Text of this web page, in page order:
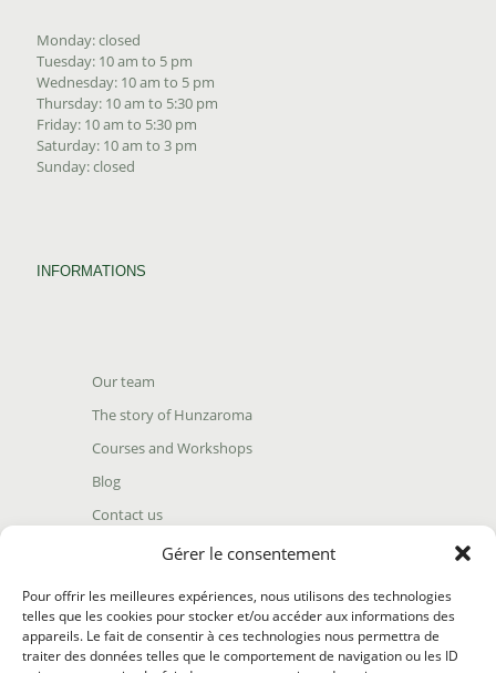
Gérer le consentement
Pour offrir les meilleures expériences, nous utilisons des technologies
telles que les cookies pour stocker et/ou accéder aux informations des
appareils. Le fait de consentir à ces technologies nous permettra de
traiter des données telles que le comportement de navigation ou les ID
Monday: closed
Tuesday: 10 am to 5 pm
Wednesday: 10 am to 5 pm
Thursday: 10 am to 5:30 pm
Friday: 10 am to 5:30 pm
Saturday: 10 am to 3 pm
Sunday: closed
INFORMATIONS
Our team
The story of Hunzaroma
Courses and Workshops
Blog
Contact us
Find our product
Terms and conditions
Return policy